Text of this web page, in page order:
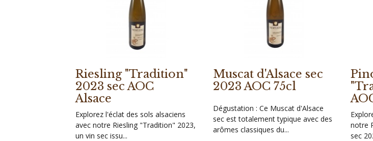
Riesling "Tradition"
2023 sec AOC
Alsace
Explorez l'éclat des sols alsaciens
avec notre Riesling "Tradition" 2023,
un vin sec issu...
Muscat d'Alsace sec
2023 AOC 75cl
Dégustation : Ce Muscat d'Alsace
sec est totalement typique avec des
arômes classiques du...
notre
sec